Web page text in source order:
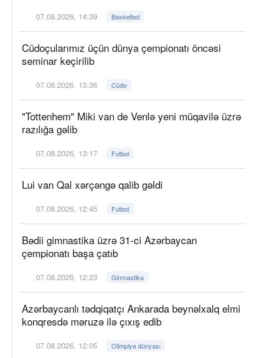
07.08.2026, 14:39 Basketbol
Cüdoçularımız üçün dünya çempionatı öncəsi
seminar keçirilib
07.08.2026, 13:36 Cüdo
"Tottenhem" Miki van de Venlə yeni müqavilə üzrə
razılığa gəlib
07.08.2026, 13:17 Futbol
Lui van Qal xərçəngə qalib gəldi
07.08.2026, 12:45 Futbol
Bədii gimnastika üzrə 31-ci Azərbaycan
çempionatı başa çatıb
07.08.2026, 12:23 Gimnastika
Azərbaycanlı tədqiqatçı Ankarada beynəlxalq elmi
konqresdə məruzə ilə çıxış edib
07.08.2026, 12:05 Olimpiya dünyası